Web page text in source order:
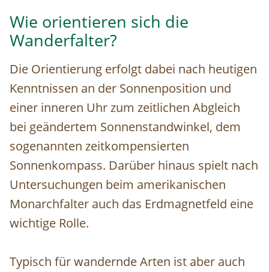
Wie orientieren sich die
Wanderfalter?
Die Orientierung erfolgt dabei nach heutigen
Kenntnissen an der Sonnenposition und
einer inneren Uhr zum zeitlichen Abgleich
bei geändertem Sonnenstandwinkel, dem
sogenannten zeitkompensierten
Sonnenkompass. Darüber hinaus spielt nach
Untersuchungen beim amerikanischen
Monarchfalter auch das Erdmagnetfeld eine
wichtige Rolle.
Typisch für wandernde Arten ist aber auch